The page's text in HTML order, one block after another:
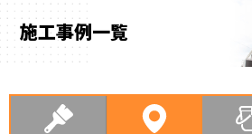
施工事例一覧